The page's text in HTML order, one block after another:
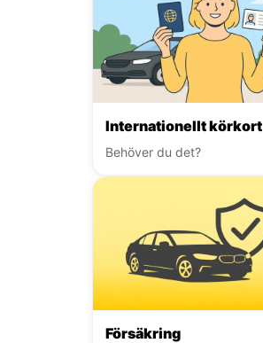
Internationellt körkort
Behöver du det?
Försäkring